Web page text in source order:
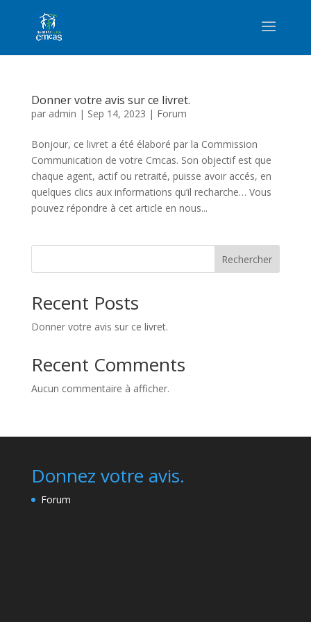
Donner votre avis sur ce livret.
par admin | Sep 14, 2023 | Forum
Bonjour, ce livret a été élaboré par la Commission
Communication de votre Cmcas. Son objectif est que
chaque agent, actif ou retraité, puisse avoir accés, en
quelques clics aux informations qu’il recharche… Vous
pouvez répondre à cet article en nous...
Rechercher
Recent Posts
Donner votre avis sur ce livret.
Recent Comments
Aucun commentaire à afficher.
Donnez votre avis.
Forum